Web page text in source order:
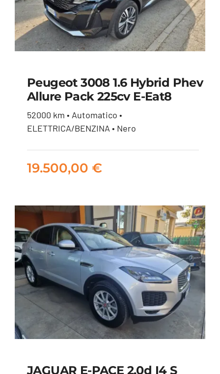
Peugeot 3008 1.6
hybrid phev Allure
19.500,00
Peugeot 3008 1.6 Hybrid Phev
Allure Pack 225cv E-Eat8
52000 km • Automatico •
ELETTRICA/BENZINA • Nero
19.500,00 €
JAGUAR E-PACE 2.0d I4 S